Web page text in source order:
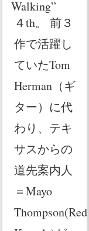
Walking”
４th。 前３
作で活躍し
ていたTom
Herman（ギ
ター）に代
わり、テキ
サスからの
道先案内人
＝Mayo
Thompson(Red